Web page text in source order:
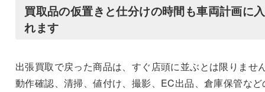
買取品の仮置きと仕分けの時間も車両計画に入
れます
出張買取で戻った商品は、すぐ店頭に並ぶとは限りませ
動作確認、清掃、値付け、撮影、EC出品、倉庫保管など